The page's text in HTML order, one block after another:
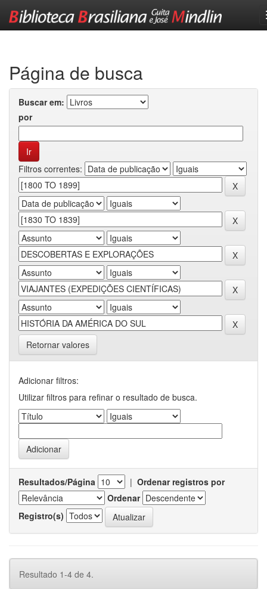
Página de busca
Buscar em:
por
Filtros correntes:
Retornar valores
Adicionar filtros:
Utilizar filtros para refinar o resultado de busca.
Resultados/Página | Ordenar registros por
Ordenar
Registro(s)
Resultado 1-4 de 4.